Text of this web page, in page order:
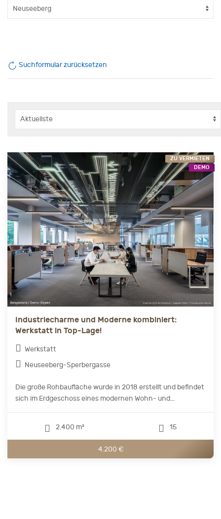
Suchformular zurücksetzen
Industriecharme und Moderne kombiniert:
Werkstatt in Top-Lage!
Werkstatt
Neuseeberg-Sperbergasse
Die große Rohbaufläche wurde in 2018 erstellt und befindet
sich im Erdgeschoss eines modernen Wohn- und...
2.400 m² 15
4.200 €
ZU VERMIETEN
DEMO